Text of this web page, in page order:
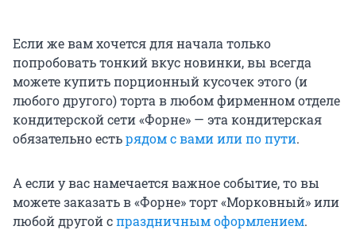
Если же вам хочется для начала только
попробовать тонкий вкус новинки, вы всегда
можете купить порционный кусочек этого (и
любого другого) торта в любом фирменном отделе
кондитерской сети «Форне» — эта кондитерская
обязательно естьрядом с вами или по пути.
А если у вас намечается важное событие, то вы
можете заказать в «Форне» торт «Морковный» или
любой другой спраздничным оформлением.